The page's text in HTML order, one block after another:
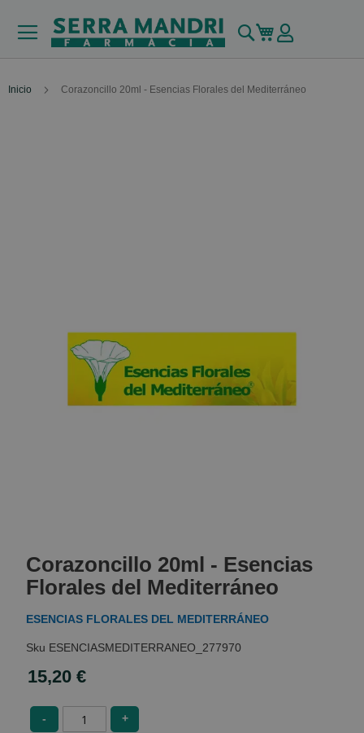
Buscar
Mi carrito
Inicio Corazoncillo 20ml - Esencias Florales del Mediterráneo
the
beginning
of
the
gallery
Corazoncillo 20ml - Esencias
Florales del Mediterráneo
ESENCIAS FLORALES DEL MEDITERRÁNEO
ESENCIASMEDITERRANEO_277970
15,20 €
- +